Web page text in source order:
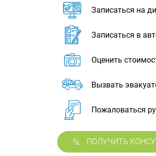
Записаться на
Записаться в
Оценить
Вызвать
Пожаловаться
ПОЛУЧИТЬ